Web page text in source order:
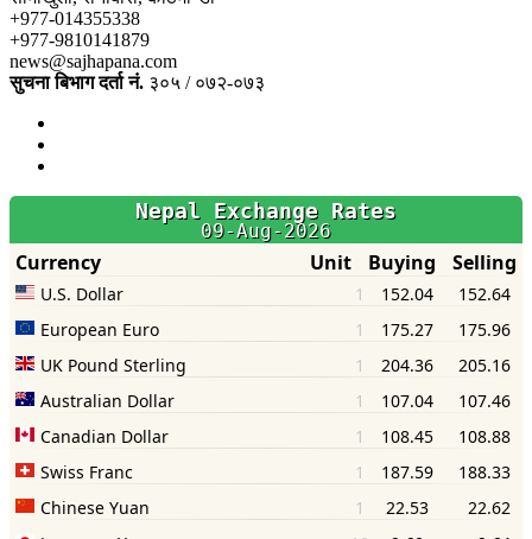
+977-014355338
+977-9810141879
news@sajhapana.com
सुचना बिभाग दर्ता नं. ३०५ / ०७२-०७३